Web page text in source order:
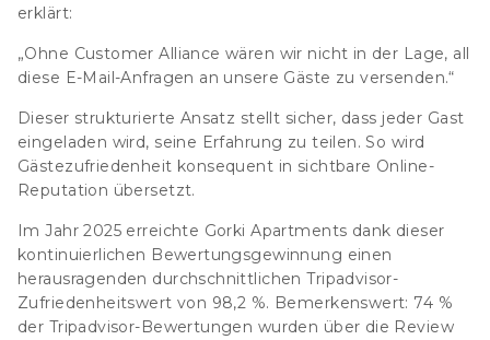
erklärt:
„Ohne Customer Alliance wären wir nicht in der Lage, all
diese E-Mail-Anfragen an unsere Gäste zu versenden.“
Dieser strukturierte Ansatz stellt sicher, dass jeder Gast
eingeladen wird, seine Erfahrung zu teilen. So wird
Gästezufriedenheit konsequent in sichtbare Online-
Reputation übersetzt.
Im Jahr 2025 erreichte Gorki Apartments dank dieser
kontinuierlichen Bewertungsgewinnung einen
herausragenden durchschnittlichenTripadvisor-
Zufriedenheitswert von 98,2 %. Bemerkenswert: 74 %
der Tripadvisor-Bewertungen wurden über die Review